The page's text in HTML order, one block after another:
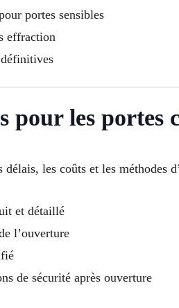
portes sensibles
effraction
pour les portes
les coûts et les
et détaillé
l’ouverture
de sécurité après ouverture